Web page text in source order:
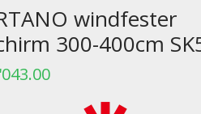
windfester
300-400cm